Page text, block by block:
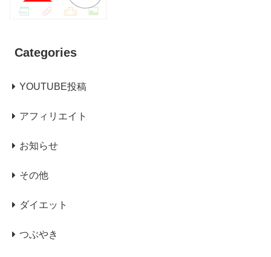
Categories
YOUTUBE投稿
アフィリエイト
お知らせ
その他
ダイエット
つぶやき